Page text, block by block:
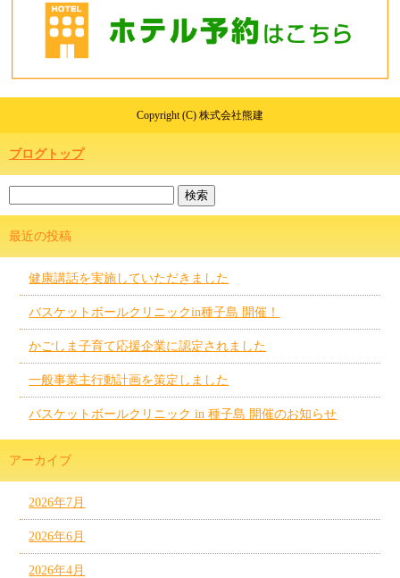
Copyright (C) 株式会社熊建
ブログトップ
最近の投稿
健康講話を実施していただきました
バスケットボールクリニックin種子島 開催！
かごしま子育て応援企業に認定されました
一般事業主行動計画を策定しました
バスケットボールクリニック in 種子島 開催のお知らせ
アーカイブ
2026年7月
2026年6月
2026年4月